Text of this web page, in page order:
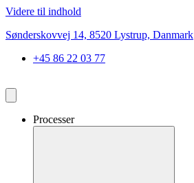
Videre til indhold
Sønderskovvej 14, 8520 Lystrup, Danmark
+45 86 22 03 77
Processer